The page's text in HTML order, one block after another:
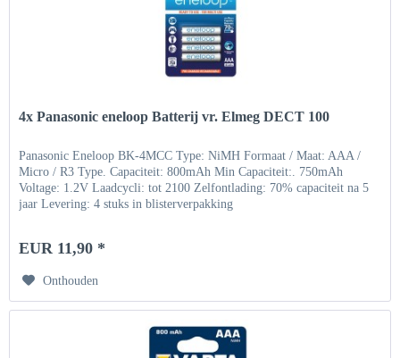
4x Panasonic eneloop Batterij vr. Elmeg DECT 100
Panasonic Eneloop BK-4MCC Type: NiMH Formaat / Maat: AAA /
Micro / R3 Type. Capaciteit: 800mAh Min Capaciteit:. 750mAh
Voltage: 1.2V Laadcycli: tot 2100 Zelfontlading: 70% capaciteit na 5
jaar Levering: 4 stuks in blisterverpakking
EUR 11,90 *
Onthouden